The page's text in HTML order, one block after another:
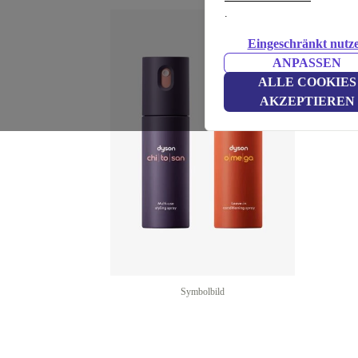
.
Eingeschränkt
ANPASSEN
ALLE COOKIES
AKZEPTIEREN
Symbolbild